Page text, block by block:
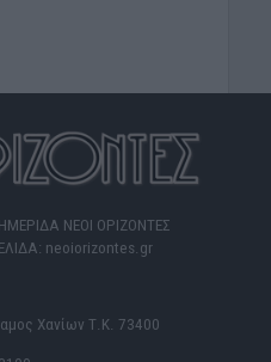
ΝΕΟΙ ΟΡΙΖΟΝΤΕΣ
neoiorizontes.gr
Χανίων Τ.Κ. 73400